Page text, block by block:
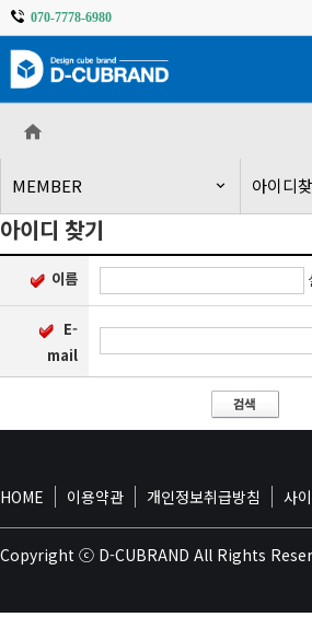
070-7778-6980
MEMBER
아이디
본
문
아이디 찾기
이름
E-
mail
HOME 이용약관 개인정보취급방침 사
Copyright ⓒ D-CUBRAND All Rights